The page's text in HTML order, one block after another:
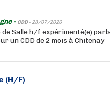
- CDD - 28/07/2026
Salle h/f expérimenté(e)
un CDD de 2 mois à Chitenay
(H/F)